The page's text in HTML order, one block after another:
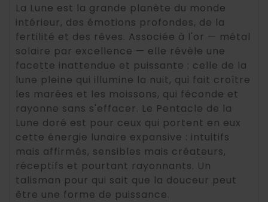
La Lune est la grande planète du monde
intérieur, des émotions profondes, de la
fertilité et des rêves. Associée à l'or — métal
solaire par excellence — elle révèle une
facette inattendue et puissante : celle de la
lune pleine qui illumine la nuit, qui fait croître
les marées et les moissons, qui féconde et
rayonne sans s'effacer. Le Pentacle de la
Lune doré est pour ceux qui portent en eux
cette énergie lunaire expansive : intuitifs
mais affirmés, sensibles mais créateurs,
réceptifs et pourtant rayonnants. Un
talisman pour qui sait que la douceur peut
être une forme de puissance.